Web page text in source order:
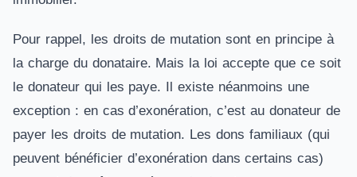
Pour rappel, les droits de mutation sont en principe à
la charge du donataire. Mais la loi accepte que ce soit
le donateur qui les paye. Il existe néanmoins une
exception : en cas d’exonération, c’est au donateur de
payer les droits de mutation. Les dons familiaux (qui
peuvent bénéficier d’exonération dans certains cas)